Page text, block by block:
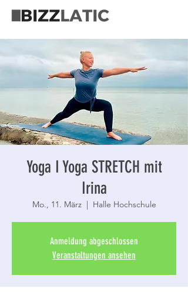
Yoga I Yoga STRETCH mit
Irina
Mo., 11. März
  |
Halle Hochschule
Anmeldung abgeschlossen
Veranstaltungen ansehen